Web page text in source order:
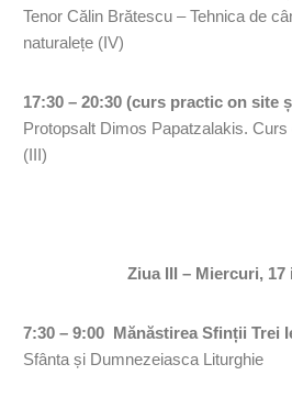
Tenor Călin Brătescu – Tehnica de
naturalețe (IV)
17:30 – 20:30 (curs practic on site
Protopsalt Dimos Papatzalakis.
(III)
Ziua III – Miercuri, 17
7:30 – 9:00 Mănăstirea Sfinții Trei
Sfânta și Dumnezeiasca Liturghie